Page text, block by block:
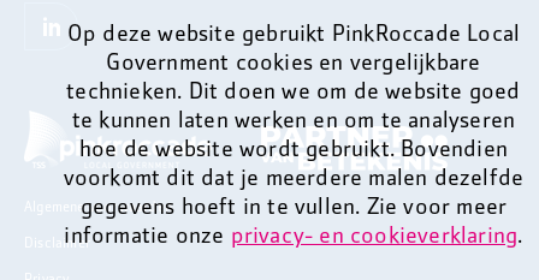
Op deze website gebruikt PinkRoccade Local
Government cookies en vergelijkbare
technieken. Dit doen we om de website goed
te kunnen laten werken en om te analyseren
hoe de website wordt gebruikt. Bovendien
voorkomt dit dat je meerdere malen dezelfde
gegevens hoeft in te vullen. Zie voor meer
informatie onze privacy- en cookieverklaring.
Algemene voorwaarden
Disclaimer